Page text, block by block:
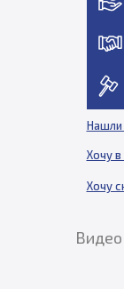
Нашли
Хочу
Хочу
Видео